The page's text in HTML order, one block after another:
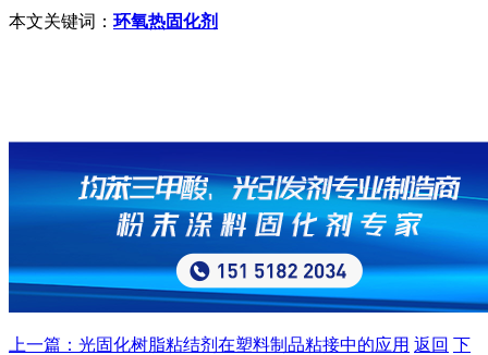
本文关键词： 环氧热固化剂
上一篇：光固化树脂粘结剂在塑料制品粘接中的应用 返回 下